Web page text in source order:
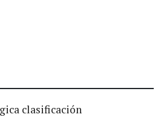
clasificación